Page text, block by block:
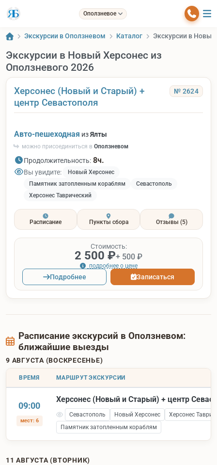
Оползневое
Экскурсии в Оползневом Каталог Экскурсии в Новый
Экскурсии в Новый Херсонес из
Оползневого 2026
Херсонес (Новый и Старый) +
центр Севастополя
№ 2624
Авто-пешеходная изЯлты
можно присоединиться в Оползневом
Продолжительность: 8ч.
Вы увидите:
Новый Херсонес
Памятник затопленным кораблям
Севастополь
Херсонес Таврический
Расписание Пункты сбора Отзывы (5)
Стоимость:
2 500 ₽+ 500 ₽
подробнее о цене
Подробнее Записаться
Расписание экскурсий в Оползневом:
ближайшие выезды
9 АВГУСТА (ВОСКРЕСЕНЬЕ)
ВРЕМЯ МАРШРУТ ЭКСКУРСИИ
09:00
мест: 6
Херсонес (Новый и Старый) + центр
Севастополь Новый Херсонес
Херсонес
Памятник затопленным кораблям
11 АВГУСТА (ВТОРНИК)